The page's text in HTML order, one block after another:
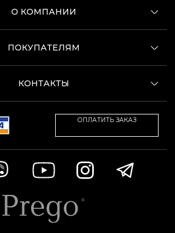
О КОМПАНИИ
ПОКУПАТЕЛЯМ
КОНТАКТЫ
ОПЛАТИТЬ ЗАКАЗ